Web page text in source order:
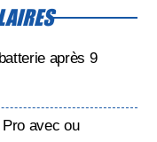
après 9
avec ou